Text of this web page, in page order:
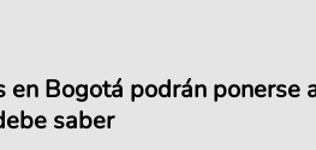
en Bogotá podrán ponerse
saber